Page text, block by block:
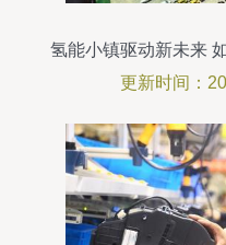
氢能小镇驱动新未来
更新时间：